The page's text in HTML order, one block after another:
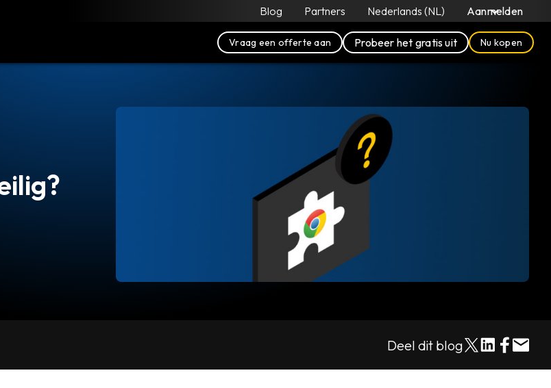
Blog Partners Nederlands (NL) Aanmelden
Vraag een offerte aan Probeer het gratis uit Nu kopen
Deel dit blog